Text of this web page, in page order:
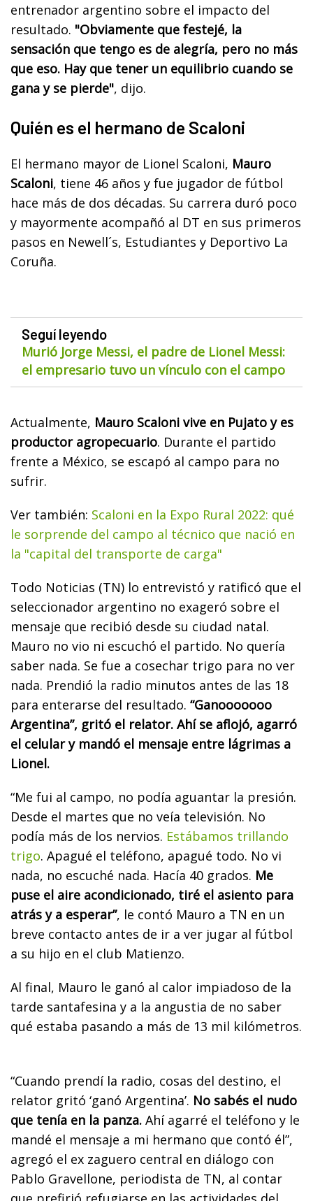
entrenador argentino sobre el impacto del
resultado. "Obviamente que festejé, la
sensación que tengo es de alegría, pero no más
que eso. Hay que tener un equilibrio cuando se
gana y se pierde", dijo.
Quién es el hermano de Scaloni
El hermano mayor de Lionel Scaloni, Mauro
Scaloni, tiene 46 años y fue jugador de fútbol
hace más de dos décadas. Su carrera duró poco
y mayormente acompañó al DT en sus primeros
pasos en Newell´s, Estudiantes y Deportivo La
Coruña.
Seguí leyendo
Murió Jorge Messi, el padre de Lionel Messi:
el empresario tuvo un vínculo con el campo
Actualmente, Mauro Scaloni vive en Pujato y es
productor agropecuario. Durante el partido
frente a México, se escapó al campo para no
sufrir.
Ver también: Scaloni en la Expo Rural 2022: qué
le sorprende del campo al técnico que nació en
la "capital del transporte de carga"
Todo Noticias (TN) lo entrevistó y ratificó que el
seleccionador argentino no exageró sobre el
mensaje que recibió desde su ciudad natal.
Mauro no vio ni escuchó el partido. No quería
saber nada. Se fue a cosechar trigo para no ver
nada. Prendió la radio minutos antes de las 18
para enterarse del resultado. “Ganooooooo
Argentina”, gritó el relator. Ahí se aflojó, agarró
el celular y mandó el mensaje entre lágrimas a
Lionel.
“Me fui al campo, no podía aguantar la presión.
Desde el martes que no veía televisión. No
podía más de los nervios. Estábamos trillando
trigo. Apagué el teléfono, apagué todo. No vi
nada, no escuché nada. Hacía 40 grados. Me
puse el aire acondicionado, tiré el asiento para
atrás y a esperar”, le contó Mauro a TN en un
breve contacto antes de ir a ver jugar al fútbol
a su hijo en el club Matienzo.
Al final, Mauro le ganó al calor impiadoso de la
tarde santafesina y a la angustia de no saber
qué estaba pasando a más de 13 mil kilómetros.
“Cuando prendí la radio, cosas del destino, el
relator gritó ‘ganó Argentina’. No sabés el nudo
que tenía en la panza. Ahí agarré el teléfono y le
mandé el mensaje a mi hermano que contó él”,
agregó el ex zaguero central en diálogo con
Pablo Gravellone, periodista de TN, al contar